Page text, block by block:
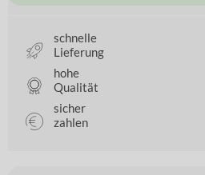
schnelle
Lieferung
hohe
Qualität
sicher
zahlen